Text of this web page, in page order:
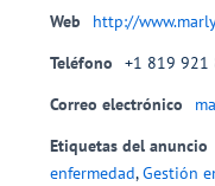
Web
http://
Teléfono +1 819 921
Correo electrónico
Etiquetas del anuncio
enfermedad,Gestión